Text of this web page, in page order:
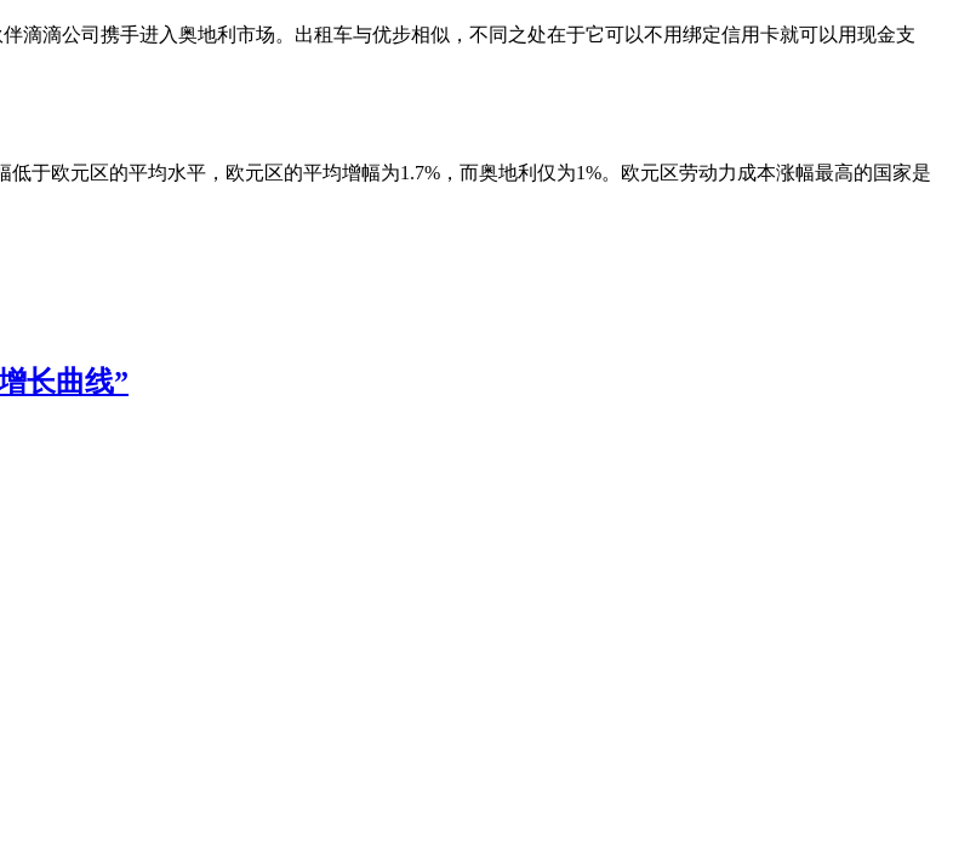
滴滴公司携手进入奥地利市场。出租车与优步相似，不同之处在于它可以不用绑定信用卡就可以用现金支
于欧元区的平均水平，欧元区的平均增幅为1.7%，而奥地利仅为1%。欧元区劳动力成本涨幅最高的国家是
长曲线”